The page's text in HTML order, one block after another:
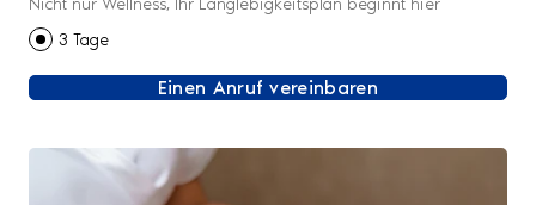
Nicht nur Wellness, Ihr Langlebigkeitsplan beginnt hier
3 Tage
Einen Anruf vereinbaren